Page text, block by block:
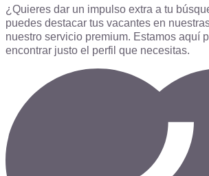
¿Quieres dar un impulso extra a tu
puedes destacar tus vacantes en
nuestro servicio premium. Estamos aquí
encontrar justo el perfil que necesitas.